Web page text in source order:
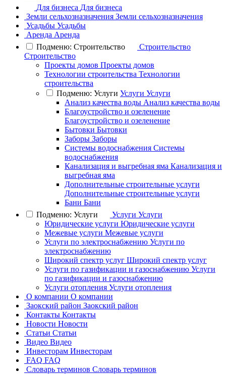
Для бизнеса Для бизнеса
Земли сельхозназначения Земли сельхозназначения
Усадьбы Усадьбы
Аренда Аренда
Подменю: Строительство
Строительство
Строительство
Проекты домов Проекты домов
Технологии строительства Технологии
строительства
Подменю: Услуги Услуги Услуги
Анализ качества воды Анализ качества воды
Благоустройство и озеленение
Благоустройство и озеленение
Бытовки Бытовки
Заборы Заборы
Системы водоснабжения Системы
водоснабжения
Канализация и выгребная яма Канализация и
выгребная яма
Дополнительные строительные услуги
Дополнительные строительные услуги
Бани Бани
Подменю: Услуги
Услуги Услуги
Юридические услуги Юридические услуги
Межевые услуги Межевые услуги
Услуги по электроснабжению Услуги по
электроснабжению
Широкий спектр услуг Широкий спектр услуг
Услуги по газификации и газоснабжению Услуги
по газификации и газоснабжению
Услуги отопления Услуги отопления
О компании О компании
Заокский район Заокский район
Контакты Контакты
Новости Новости
Статьи Статьи
Видео Видео
Инвесторам Инвесторам
FAQ FAQ
Словарь терминов Словарь терминов